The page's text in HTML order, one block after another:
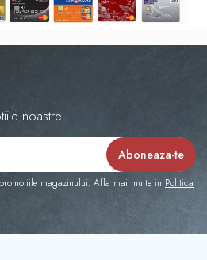
noastre
magazinului. Afla mai multe in Politica